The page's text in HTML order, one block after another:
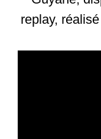
replay,